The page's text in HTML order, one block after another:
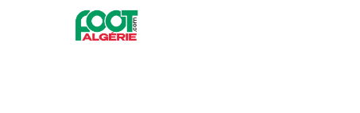
Skip to content